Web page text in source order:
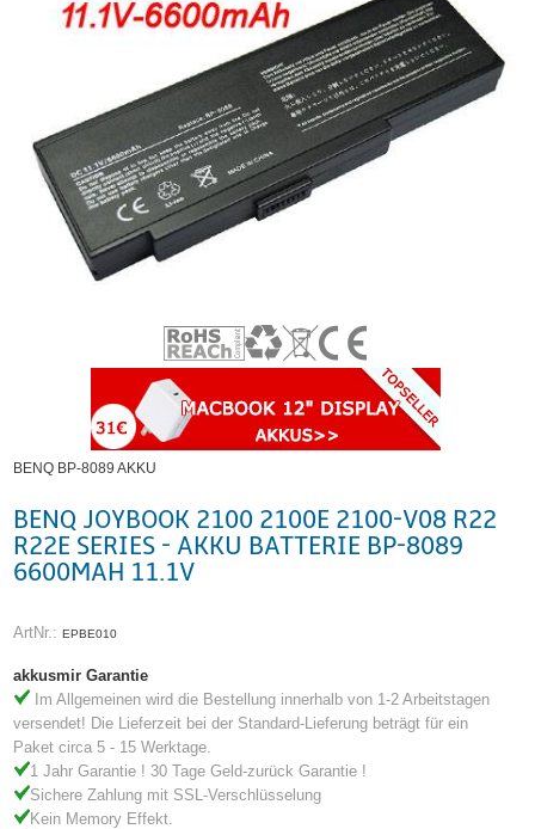
BENQ BP-8089 AKKU
BENQ JOYBOOK 2100 2100E 2100-V08 R22
R22E SERIES - AKKU BATTERIE BP-8089
6600MAH 11.1V
ArtNr.:EPBE010
akkusmir Garantie
Im Allgemeinen wird die Bestellung innerhalb von 1-2 Arbeitstagen
versendet! Die Lieferzeit bei der Standard-Lieferung beträgt für ein
Paket circa 5 - 15 Werktage.
1 Jahr Garantie ! 30 Tage Geld-zurück Garantie !
Sichere Zahlung mit SSL-Verschlüsselung
Kein Memory Effekt.